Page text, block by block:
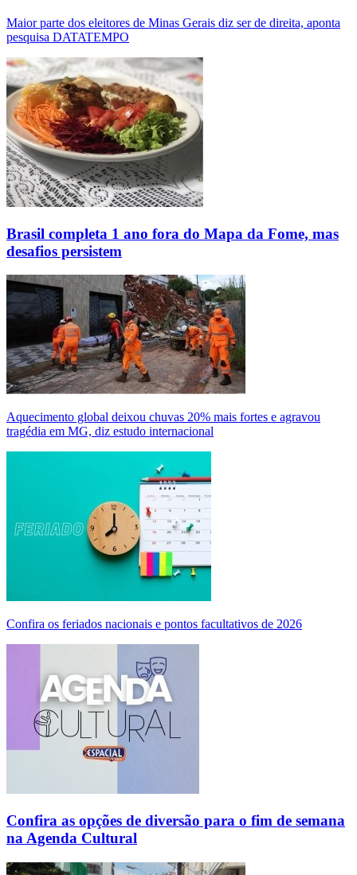
Maior parte dos eleitores de Minas Gerais diz ser de direita, aponta
pesquisa DATATEMPO
Brasil completa 1 ano fora do Mapa da Fome, mas
desafios persistem
Aquecimento global deixou chuvas 20% mais fortes e agravou
tragédia em MG, diz estudo internacional
Confira os feriados nacionais e pontos facultativos de 2026
Confira as opções de diversão para o fim de semana
na Agenda Cultural